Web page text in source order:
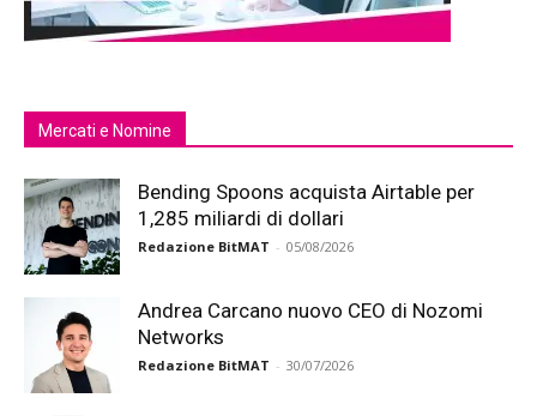
Mercati e Nomine
Bending Spoons acquista Airtable per
1,285 miliardi di dollari
Redazione BitMAT - 05/08/2026
Andrea Carcano nuovo CEO di Nozomi
Networks
Redazione BitMAT - 30/07/2026